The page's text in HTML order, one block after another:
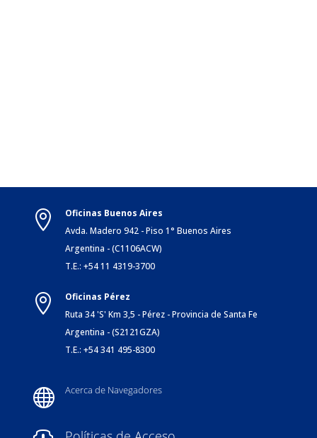

Oficinas Buenos Aires
Avda. Madero 942 - Piso 1° Buenos Aires
Argentina - (C1106ACW)
T.E.: +54 11 4319-3700

Oficinas Pérez
Ruta 34 'S' Km 3,5 - Pérez - Provincia de Santa Fe
Argentina - (S2121GZA)
T.E.: +54 341 495-8300
 Acerca de Navegadores